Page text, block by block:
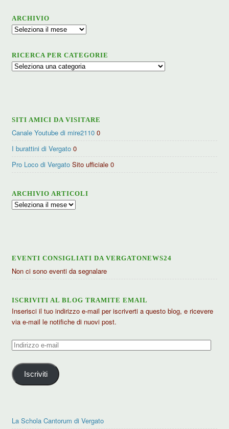
ARCHIVIO
Archivio
RICERCA PER CATEGORIE
Ricerca
SITI AMICI DA VISITARE
Canale Youtube di mire2110 0
I burattini di Vergato 0
Pro Loco di Vergato Sito ufficiale 0
ARCHIVIO ARTICOLI
Archivio
EVENTI CONSIGLIATI DA VERGATONEWS24
Non ci sono eventi da segnalare
ISCRIVITI AL BLOG TRAMITE EMAIL
Inserisci il tuo indirizzo e-mail per iscriverti a questo blog, e ricevere
via e-mail le notifiche di nuovi post.
Indirizzo
mail
Iscriviti
La Schola Cantorum di Vergato